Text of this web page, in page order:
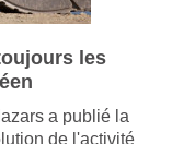
les
a publié la